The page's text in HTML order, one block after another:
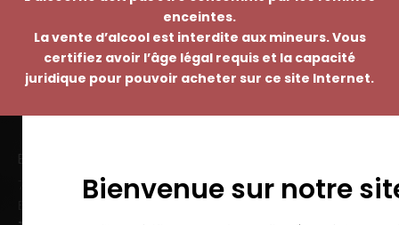
enceintes.
La vente d’alcool est interdite aux mineurs. Vous
certifiez avoir l’âge légal requis et la capacité
juridique pour pouvoir acheter sur ce site Internet.
Bienvenue sur notre
EMMANUEL NASTI
7 avenue Pierre Pflimlin – ZAC Espale